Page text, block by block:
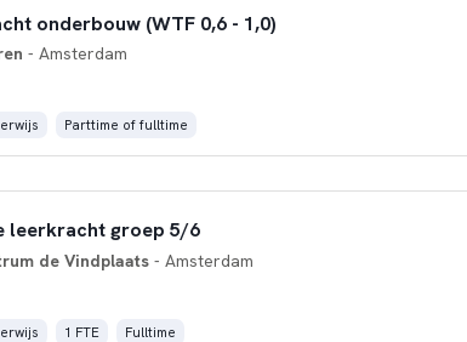
onderbouw (WTF 0,6 - 1,0)
- Amsterdam
Parttime of fulltime
leerkracht groep 5/6
de Vindplaats- Amsterdam
1 FTE Fulltime